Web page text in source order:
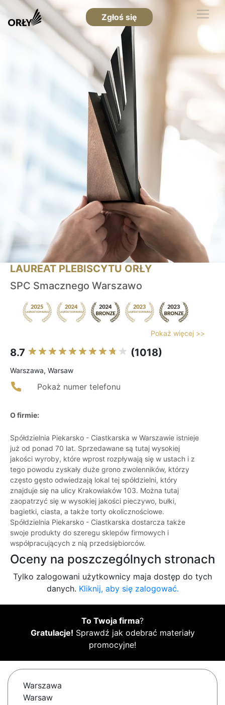
Zgłoś się
LAUREAT PLEBISCYTU ORŁY
SPC Smacznego Warszawo
Pokaż więcej >>
8.7 (1018)
Warszawa, Warsaw
Pokaż numer telefonu
O firmie:
Spółdzielnia Piekarsko - Ciastkarska w Warszawie istnieje
już od ponad 70 lat. Sprzedawane są tutaj wysokiej
jakości wyroby, które wprost rozpływają się w ustach i z
tego powodu zyskały duże grono zwolenników, którzy
często gęsto odwiedzają lokal tej spółdzielni, który
znajduje się na ulicy Krakowiaków 103. Można tutaj
zaopatrzyć się w wysokiej jakości pieczywo, bułki,
bagietki, ciasta, a także torty okolicznościowe.
Spółdzielnia Piekarsko - Ciastkarska dostarcza także
swoje produkty do szeregu sklepów firmowych i
współpracujących z nią przedsiębiorców.
Oceny na poszczególnych stronach
Tylko zalogowani użytkownicy maja dostęp do tych
danych. Kliknij, aby się zalogować.
To Twoja firma?
Gratulacje! Sprawdź jak odebrać materiały
promocyjne!
Warszawa
Warsaw